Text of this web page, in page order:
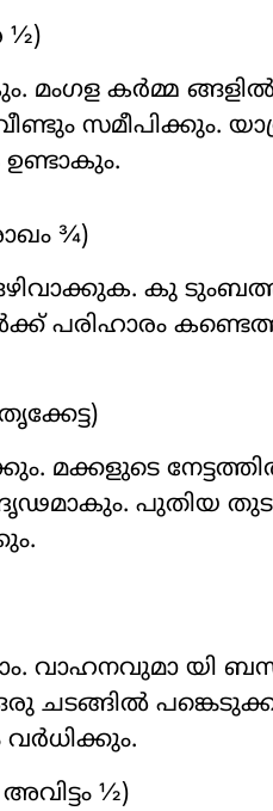
½)
മംഗള കർമ്മ
സമീപിക്കും.
ഉണ്ടാകും.
¾)
കു
പരിഹാരം
മക്കളുടെ
പുതിയ
വാഹനവുമാ യി
½)